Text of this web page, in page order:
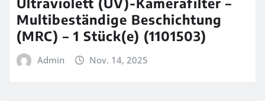
Multibeständige Beschichtung
(MRC) – 1 Stück(e) (1101503)
Admin Nov. 14, 2025